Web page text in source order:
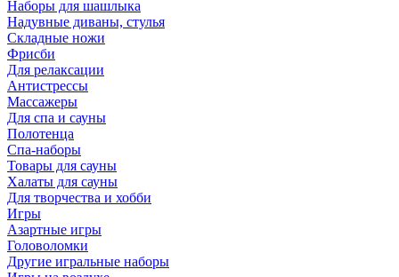
Наборы для шашлыка
Надувные диваны, стулья
Складные ножи
Фрисби
Для релаксации
Антистрессы
Массажеры
Для спа и сауны
Полотенца
Спа-наборы
Товары для сауны
Халаты для сауны
Для творчества и хобби
Игры
Азартные игры
Головоломки
Другие игральные наборы